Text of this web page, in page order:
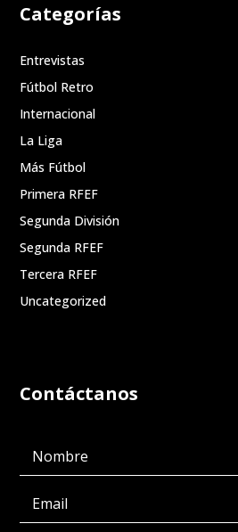
Categorías
Entrevistas
Fútbol Retro
Internacional
La Liga
Más Fútbol
Primera RFEF
Segunda División
Segunda RFEF
Tercera RFEF
Uncategorized
Contáctanos